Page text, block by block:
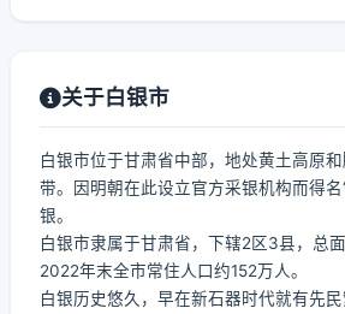
关于白银市
白银市位于甘肃省中部，地处黄土高原
带。因明朝在此设立官方采银机构而得名
银。
白银市隶属于甘肃省，下辖2区3县，总面
2022年末全市常住人口约152万人。
白银历史悠久，早在新石器时代就有先